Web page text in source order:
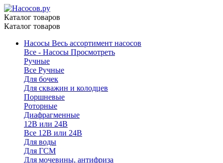
Каталог товаров
Каталог товаров
Насосы Весь ассортимент насосов
Все - Насосы Просмотреть
Ручные
Все Ручные
Для бочек
Для скважин и колодцев
Поршневые
Роторные
Диафрагменные
12В или 24В
Все 12В или 24В
Для воды
Для ГСМ
Для мочевины, антифриза